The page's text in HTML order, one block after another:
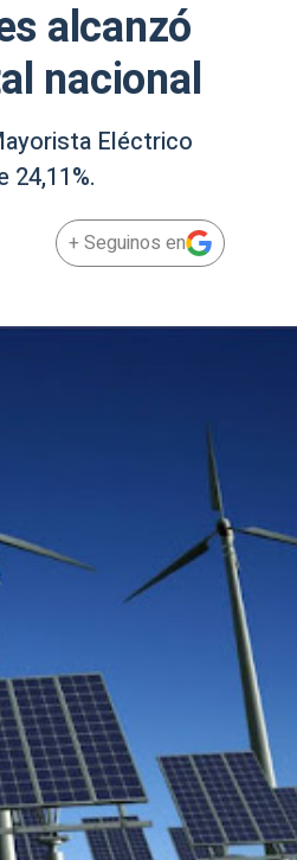
alcanzó
nacional
Eléctrico
24,11%.
+ Seguinos en